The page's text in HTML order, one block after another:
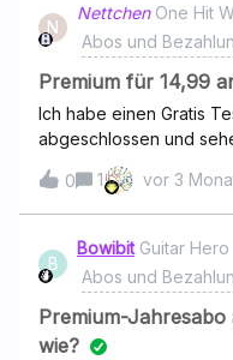
Adresse ändern. Doch
gemeldet, dass bereits
Mail-Adresse existieren
machen, um meine
Web DE Deezer Fa
N
Nettchen One Hit
Abos und
Premium für 14,99
Ich habe einen Gratis
abgeschlossen und
kosten soll; auf der
geworben? Wie kann
Abo wieder gekündigt…
0 1 vor 3
B
Bowibit Guitar Hero
Abos und
Premium-
wie?